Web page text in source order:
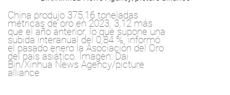
China produjo 375,16 toneladas
métricas de oro en 2023, 3,12 más
que el año anterior, lo que supone una
subida interanual del 0,84 %, informó
el pasado enero la Asociación del Oro
del país asiático. Imagen: Dai
Bin/Xinhua News Agency/picture
alliance